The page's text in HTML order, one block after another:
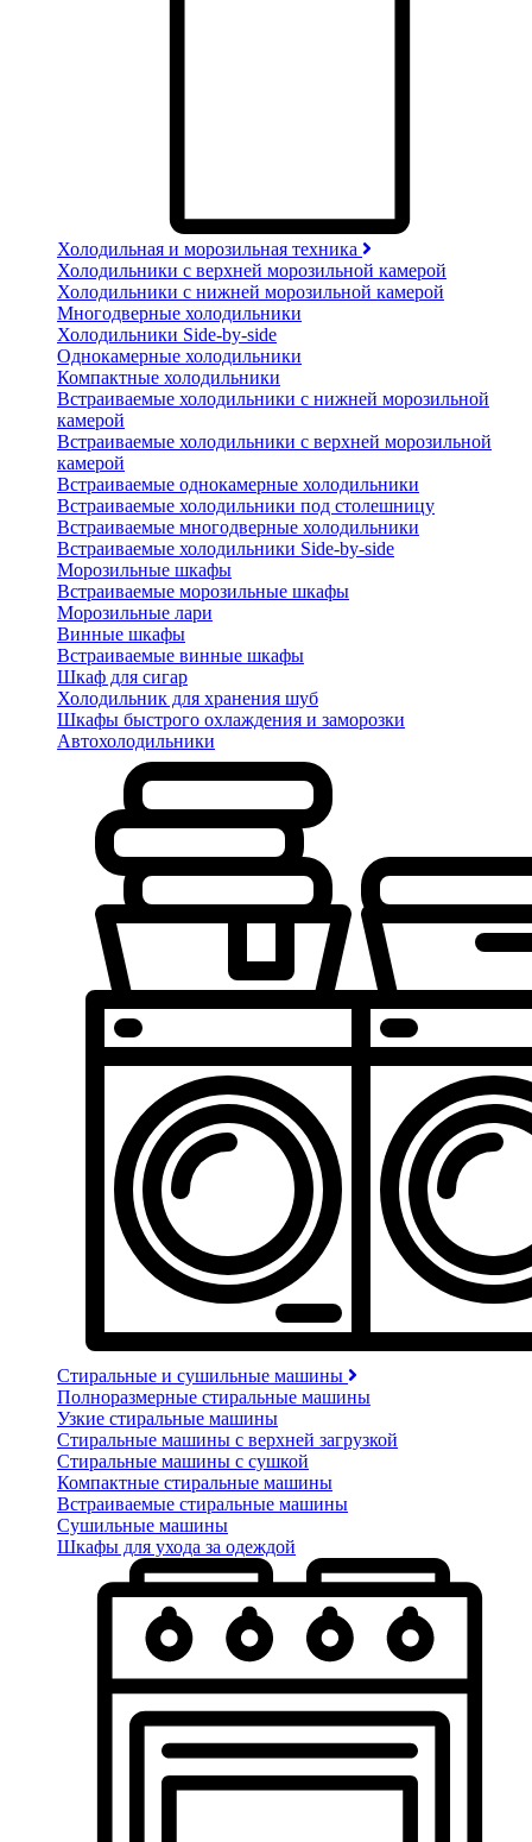
Холодильная и морозильная техника
Холодильники с верхней морозильной камерой
Холодильники с нижней морозильной камерой
Многодверные холодильники
Холодильники Side-by-side
Однокамерные холодильники
Компактные холодильники
Встраиваемые холодильники с нижней морозильной
камерой
Встраиваемые холодильники с верхней морозильной
камерой
Встраиваемые однокамерные холодильники
Встраиваемые холодильники под столешницу
Встраиваемые многодверные холодильники
Встраиваемые холодильники Side-by-side
Морозильные шкафы
Встраиваемые морозильные шкафы
Морозильные лари
Винные шкафы
Встраиваемые винные шкафы
Шкаф для сигар
Холодильник для хранения шуб
Шкафы быстрого охлаждения и заморозки
Автохолодильники
Стиральные и сушильные машины
Полноразмерные стиральные машины
Узкие стиральные машины
Стиральные машины с верхней загрузкой
Стиральные машины с сушкой
Компактные стиральные машины
Встраиваемые стиральные машины
Сушильные машины
Шкафы для ухода за одеждой